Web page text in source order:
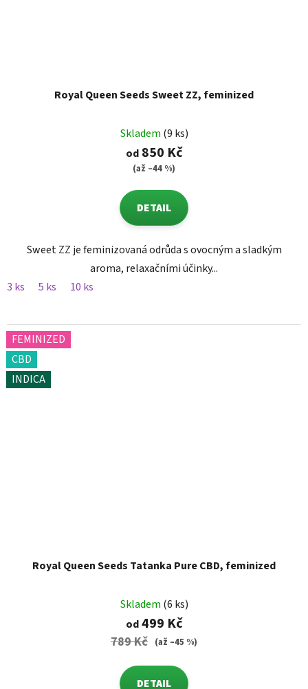
Royal Queen Seeds Sweet ZZ, feminized
Skladem (9 ks)
od850 Kč
(až –44 %)
DETAIL
Sweet ZZ je feminizovaná odrůda s ovocným a sladkým
aroma, relaxačními účinky...
3 ks
5 ks 10 ks
FEMINIZED
CBD
INDICA
Royal Queen Seeds Tatanka Pure CBD, feminized
Skladem (6 ks)
od499 Kč
789 Kč (až –45 %)
DETAIL